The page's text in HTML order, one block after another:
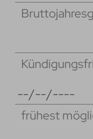
frühest